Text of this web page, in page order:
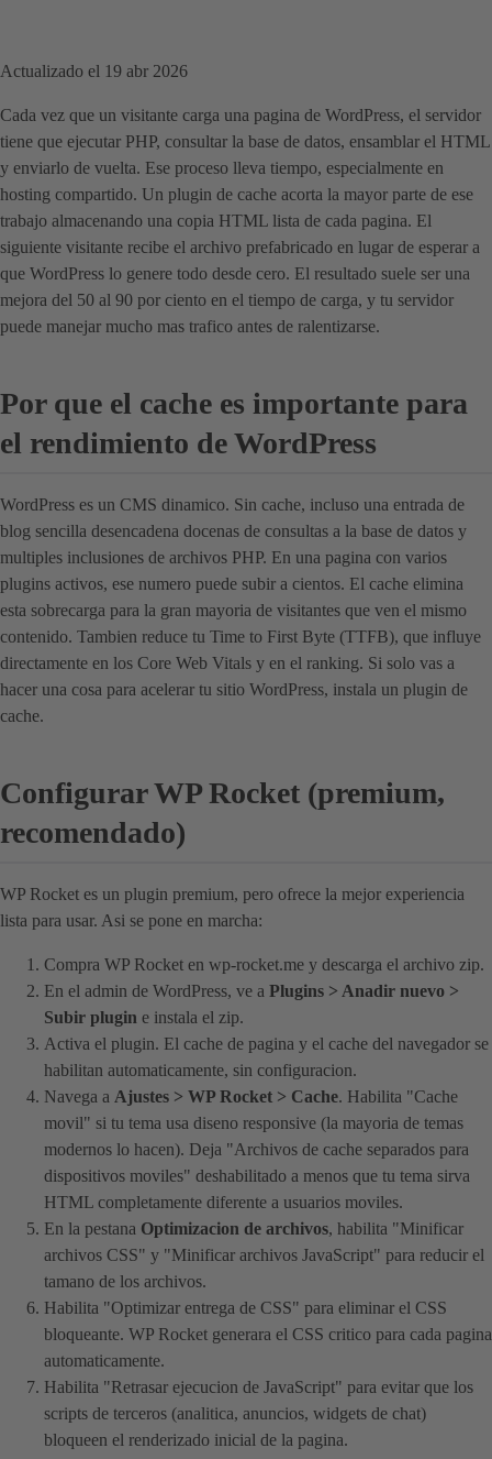
Actualizado el 19 abr 2026
Cada vez que un visitante carga una pagina de WordPress, el servidor
tiene que ejecutar PHP, consultar la base de datos, ensamblar el HTML
y enviarlo de vuelta. Ese proceso lleva tiempo, especialmente en
hosting compartido. Un plugin de cache acorta la mayor parte de ese
trabajo almacenando una copia HTML lista de cada pagina. El
siguiente visitante recibe el archivo prefabricado en lugar de esperar a
que WordPress lo genere todo desde cero. El resultado suele ser una
mejora del 50 al 90 por ciento en el tiempo de carga, y tu servidor
puede manejar mucho mas trafico antes de ralentizarse.
Por que el cache es importante para
el rendimiento de WordPress
WordPress es un CMS dinamico. Sin cache, incluso una entrada de
blog sencilla desencadena docenas de consultas a la base de datos y
multiples inclusiones de archivos PHP. En una pagina con varios
plugins activos, ese numero puede subir a cientos. El cache elimina
esta sobrecarga para la gran mayoria de visitantes que ven el mismo
contenido. Tambien reduce tu Time to First Byte (TTFB), que influye
directamente en los Core Web Vitals y en el ranking. Si solo vas a
hacer una cosa para acelerar tu sitio WordPress, instala un plugin de
cache.
Configurar WP Rocket (premium,
recomendado)
WP Rocket es un plugin premium, pero ofrece la mejor experiencia
lista para usar. Asi se pone en marcha:
Compra WP Rocket en wp-rocket.me y descarga el archivo zip.
En el admin de WordPress, ve a Plugins > Anadir nuevo >
Subir plugin e instala el zip.
Activa el plugin. El cache de pagina y el cache del navegador se
habilitan automaticamente, sin configuracion.
Navega a Ajustes > WP Rocket > Cache. Habilita "Cache
movil" si tu tema usa diseno responsive (la mayoria de temas
modernos lo hacen). Deja "Archivos de cache separados para
dispositivos moviles" deshabilitado a menos que tu tema sirva
HTML completamente diferente a usuarios moviles.
En la pestana Optimizacion de archivos, habilita "Minificar
archivos CSS" y "Minificar archivos JavaScript" para reducir el
tamano de los archivos.
Habilita "Optimizar entrega de CSS" para eliminar el CSS
bloqueante. WP Rocket generara el CSS critico para cada pagina
automaticamente.
Habilita "Retrasar ejecucion de JavaScript" para evitar que los
scripts de terceros (analitica, anuncios, widgets de chat)
bloqueen el renderizado inicial de la pagina.